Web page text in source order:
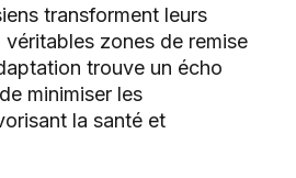
transforment leurs
zones de remise
trouve un écho
minimiser les
la santé et